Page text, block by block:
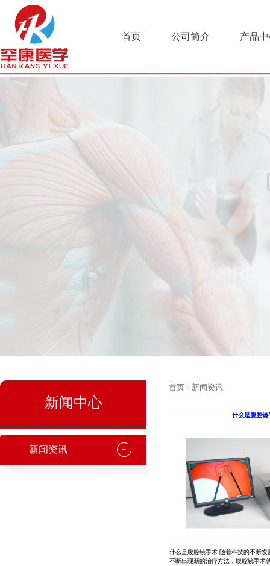
首页 公司简介 产品
新闻中心
新闻资讯
首页 > 新闻资讯
什么是腹腔镜
什么是腹腔镜手术 随着科技的不断
不断出现新的治疗方法，腹腔镜手术